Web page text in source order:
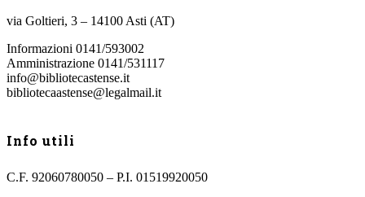
via Goltieri, 3 – 14100 Asti (AT)
Informazioni 0141/593002
Amministrazione 0141/531117
info@bibliotecastense.it
bibliotecaastense@legalmail.it
Info utili
C.F. 92060780050 – P.I. 01519920050